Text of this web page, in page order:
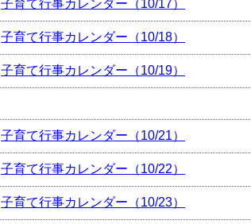
子育て行事カレンダー（10/17）
子育て行事カレンダー（10/18）
子育て行事カレンダー（10/19）
子育て行事カレンダー（10/21）
子育て行事カレンダー（10/22）
子育て行事カレンダー（10/23）